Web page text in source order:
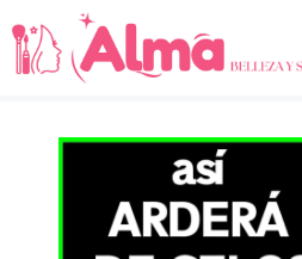
Saltar
al
contenido